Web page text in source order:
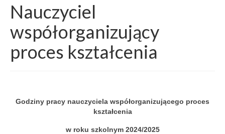
Nauczyciel
współorganizujący
proces kształcenia
Godziny pracy nauczyciela współorganizującego proces
kształcenia
w roku szkolnym 2024/2025